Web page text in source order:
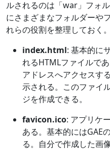
ルされるのは「war」フォ
にさまざまなフォルダーや
れらの役割を整理しておく。
index.html: 基本的に
れるHTMLファイルで
アドレスへアクセスす
示される。このファイ
ジを作成できる。
favicon.ico: アプリケ
ある。基本的にはGAE
る。自分で作成した画